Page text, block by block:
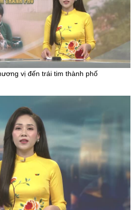
vị đến trái tim thành phố